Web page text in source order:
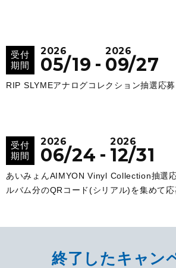
受付
期間
2026
05/19 -
2026
09/27
RIP SLYMEアナログコレクション抽選応
受付
期間
2026
06/24 -
2026
12/31
あいみょんAIMYON Vinyl Collection抽選
ルバム分のQRコード(シリアル)を集めて応
終了したキャン